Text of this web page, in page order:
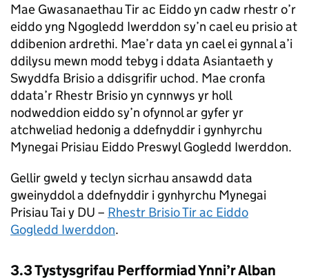
Mae Gwasanaethau Tir ac Eiddo yn cadw rhestr o’r
eiddo yng Ngogledd Iwerddon sy’n cael eu prisio at
ddibenion ardrethi. Mae’r data yn cael ei gynnal a’i
ddilysu mewn modd tebyg i ddata Asiantaeth y
Swyddfa Brisio a ddisgrifir uchod. Mae cronfa
ddata’r Rhestr Brisio yn cynnwys yr holl
nodweddion eiddo sy’n ofynnol ar gyfer yr
atchweliad hedonig a ddefnyddir i gynhyrchu
Mynegai Prisiau Eiddo Preswyl Gogledd Iwerddon.
Gellir gweld y teclyn sicrhau ansawdd data
gweinyddol a ddefnyddir i gynhyrchu Mynegai
Prisiau Tai y DU – Rhestr Brisio Tir ac Eiddo
Gogledd Iwerddon.
3.3 Tystysgrifau Perfformiad Ynni’r Alban